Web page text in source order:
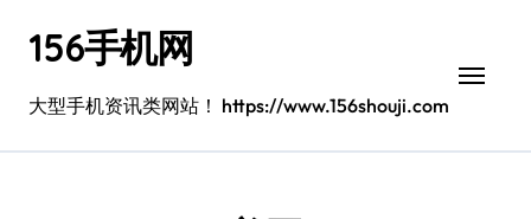
156手机网
大型手机资讯类网站！ https://www.156shouji.com